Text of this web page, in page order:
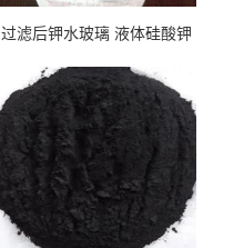
过滤后钾水玻璃 液体硅酸钾